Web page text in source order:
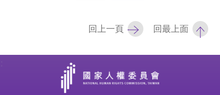
回上一頁 回最上面